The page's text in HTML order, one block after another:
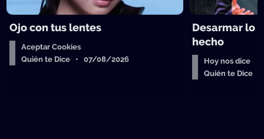
Ojo con tus lentes
Aceptar Cookies
Quién te Dice • 07/08/2026
Desarmar lo
hecho
Hoy nos dice
Quién te Dice